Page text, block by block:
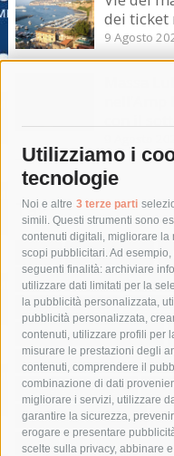
Utilizziamo i
tecnologie
Noi e altre 3 terze parti
simili. Questi strumenti sono
contenuti digitali, migliorare la
scopi pubblicitari. Ad
seguenti finalità: archiviare
utilizzare dati limitati per la
la pubblicità personalizzata,
pubblicità personalizzata,
contenuti, utilizzare profili per
misurare le prestazioni degli
contenuti, comprendere il
combinazione di dati
migliorare i servizi, utilizzare
garantire la sicurezza,
erogare e presentare
scelte sulla privacy, abbinare
dei ticket
9 Agosto
Massa
Tag
acqua allerta meteo
area marina protetta di
Asl Napoli 3 sud
castellammare di stabia
comune di sorrento
costiera amalfitana
fondazione sorrento
lavori
lorenzo balducelli